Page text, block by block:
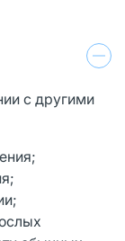
с другими